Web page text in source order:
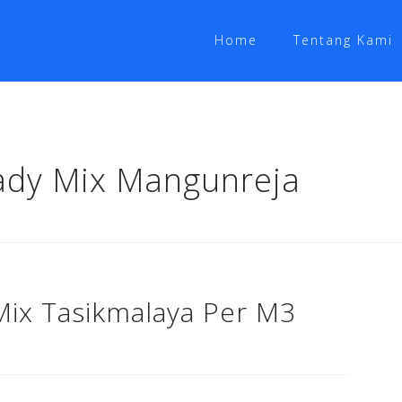
Home Tentang Kami
Mix Mangunreja
Tasikmalaya Per M3